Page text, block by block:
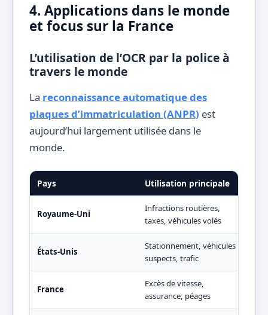
4. Applications dans le monde
et focus sur la France
L’utilisation de l’OCR par la police à
travers le monde
La reconnaissance automatique des
plaques d’immatriculation (ANPR) est
aujourd’hui largement utilisée dans le
monde.
Pays Utilisation principale
Royaume-Uni
Infractions routières,
taxes, véhicules volés
États-Unis
Stationnement, véhicules
suspects, trafic
France
Excès de vitesse,
assurance, péages